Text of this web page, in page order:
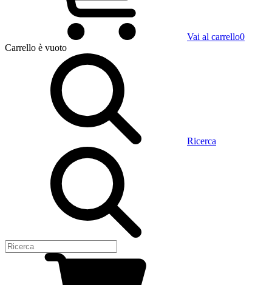
Vai al carrello0
Carrello è vuoto
Ricerca